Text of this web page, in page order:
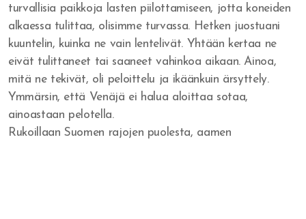
turvallisia paikkoja lasten piilottamiseen, jotta koneiden
alkaessa tulittaa, olisimme turvassa. Hetken juostuani
kuuntelin, kuinka ne vain lentelivät. Yhtään kertaa ne
eivät tulittaneet tai saaneet vahinkoa aikaan. Ainoa,
mitä ne tekivät, oli peloittelu ja ikäänkuin ärsyttely.
Ymmärsin, että Venäjä ei halua aloittaa sotaa,
ainoastaan pelotella.
Rukoillaan Suomen rajojen puolesta, aamen
Jaakob Herran palvelijana
Kuninkaan kunnia on vastuullisuus
Laki ja armo
Mooabilainen jäännös
Sydämen palvelu